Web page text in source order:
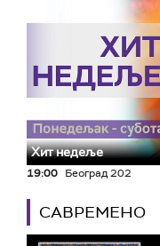
Хит недеље
19:00 Београд 202
САВРЕМЕНО